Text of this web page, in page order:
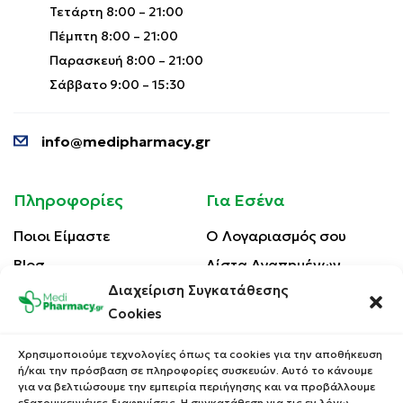
Διαχείριση Συγκατάθεσης
Cookies
Χρησιμοποιούμε τεχνολογίες όπως τα cookies για την αποθήκευση
ή/και την πρόσβαση σε πληροφορίες συσκευών. Αυτό το κάνουμε
για να βελτιώσουμε την εμπειρία περιήγησης και να προβάλλουμε
ευθυγράμμισης στο οπίσθιο εξάρτημα με το δείκτη
του Flow-Vu*. Πιέστε σταθερά για να προσαρτήσετε
το οπίσθιο εξάρτημα.
Polystirene, Phthalates, Latex, Lead και PVC.
Τετάρτη 8:00 – 21:00
Πέμπτη 8:00 – 21:00
Παρασκευή 8:00 – 21:00
Σάββατο 9:00 – 15:30
info@medipharmacy.gr
Πληροφορίες
Ποιοι Είμαστε
Blog
Επικοινωνία
Πολιτική Απορρήτου
Για Εσένα
Ο Λογαριασμός σου
Λίστα Αγαπημένων
Οι Παραγγελίες σου
Κέρδισε Κουπόνι
Έκπτωσης